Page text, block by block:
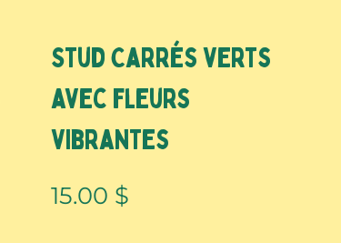
Stud Carrés verts
avec fleurs
vibrantes
15.00 $